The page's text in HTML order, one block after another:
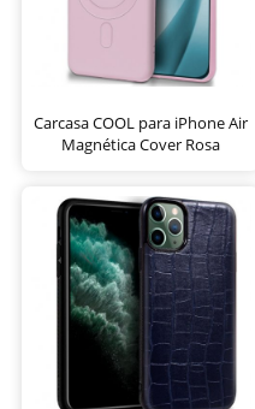
Carcasa COOL para iPhone Air
Magnética Cover Rosa